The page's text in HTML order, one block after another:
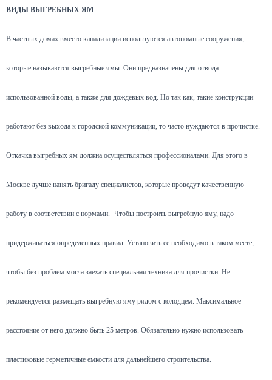
ВИДЫ ВЫГРЕБНЫХ ЯМ
В частных домах вместо канализации используются автономные сооружения,
которые называются выгребные ямы. Они предназначены для отвода
использованной воды, а также для дождевых вод. Но так как, такие конструкции
работают без выхода к городской коммуникации, то часто нуждаются в прочистке.
Откачка выгребных ям должна осуществляться профессионалами. Для этого в
Москве лучше нанять бригаду специалистов, которые проведут качественную
работу в соответствии с нормами. Чтобы построить выгребную яму, надо
придерживаться определенных правил. Установить ее необходимо в таком месте,
чтобы без проблем могла заехать специальная техника для прочистки. Не
рекомендуется размещать выгребную яму рядом с колодцем. Максимальное
расстояние от него должно быть 25 метров. Обязательно нужно использовать
пластиковые герметичные емкости для дальнейшего строительства.